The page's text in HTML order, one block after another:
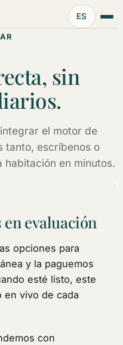
Idioma:
ES
sin
el motor de
tanto, escríbenos o
habitación en minutos.
evaluación
opciones para
y la paguemos
esté listo, este
en vivo de cada
con